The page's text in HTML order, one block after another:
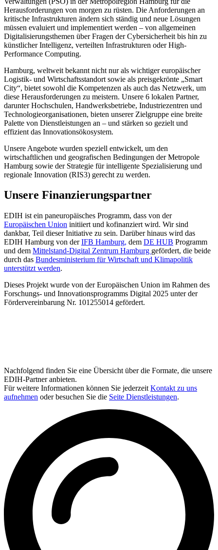
Herausforderungen von morgen zu rüsten. Die Anforderungen an
kritische Infrastrukturen ändern sich ständig und neue Lösungen
müssen evaluiert und implementiert werden – von allgemeinen
Digitalisierungsthemen über Fragen der Cybersicherheit bis hin zu
künstlicher Intelligenz, verteilten Infrastrukturen oder High-
Performance Computing.
Hamburg, weltweit bekannt nicht nur als wichtiger europäischer
Logistik- und Wirtschaftsstandort sowie als preisgekrönte „Smart
City“, bietet sowohl die Kompetenzen als auch das Netzwerk, um
diese Herausforderungen zu meistern. Unsere 6 lokalen Partner,
darunter Hochschulen, Handwerksbetriebe, Industriezentren und
Technologieorganisationen, bieten unserer Zielgruppe eine breite
Palette von Dienstleistungen an – und stärken so gezielt und
effizient das Innovationsökosystem.
Unsere Angebote wurden speziell entwickelt, um den
wirtschaftlichen und geografischen Bedingungen der Metropole
Hamburg sowie der Strategie für intelligente Spezialisierung und
regionale Innovation (RIS3) gerecht zu werden.
Unsere Finanzierungspartner
EDIH ist ein paneuropäisches Programm, dass von der
Europäischen Union initiiert und kofinanziert wird. Wir sind
dankbar, Teil dieser Initiative zu sein. Darüber hinaus wird das
EDIH Hamburg von derIFB Hamburg, dem DE HUB Programm
und dem Mittelstand-Digital Zentrum Hamburg gefördert, die beide
durch das Bundesministerium für Wirtschaft und Klimapolitik
unterstützt werden.
Dieses Projekt wurde von der Europäischen Union im Rahmen des
Forschungs- und Innovationsprogramms Digital 2025 unter der
Fördervereinbarung Nr. 101255014 gefördert.
Nachfolgend finden Sie eine Übersicht über die Formate, die unsere
EDIH-Partner anbieten.
Für weitere Informationen können Sie jederzeit Kontakt zu uns
aufnehmen oder besuchen Sie die Seite Dienstleistungen.